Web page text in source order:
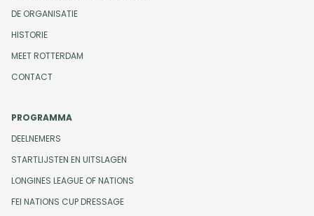
DE ORGANISATIE
HISTORIE
MEET ROTTERDAM
CONTACT
PROGRAMMA
DEELNEMERS
STARTLIJSTEN EN UITSLAGEN
LONGINES LEAGUE OF NATIONS
FEI NATIONS CUP DRESSAGE